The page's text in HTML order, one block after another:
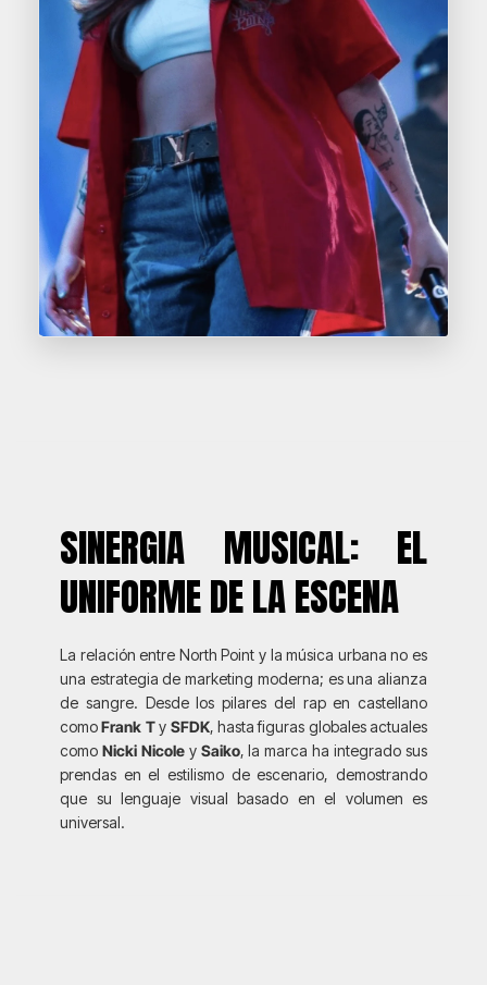
SINERGIA MUSICAL: EL
UNIFORME DE LA ESCENA
La relación entre North Point y la música urbana no es
una estrategia de marketing moderna; es una alianza
de sangre. Desde los pilares del rap en castellano
comoFrank Ty SFDK, hasta figuras globales actuales
como Nicki Nicoley Saiko, la marca ha integrado sus
prendas en el estilismo de escenario, demostrando
que su lenguaje visual basado en el volumen es
universal.